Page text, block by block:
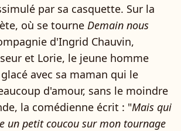
par sa casquette. Sur la
où se tourne Demain nous
d'Ingrid Chauvin,
et Lorie, le jeune homme
avec sa maman qui le
d'amour, sans le moindre
la comédienne écrit : "Mais qui
un petit coucou sur mon tournage